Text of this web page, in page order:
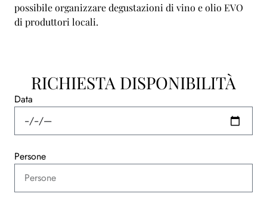
possibile organizzare degustazioni di vino e olio EVO
di produttori locali.
RICHIESTA DISPONIBILITÀ
Data
Persone